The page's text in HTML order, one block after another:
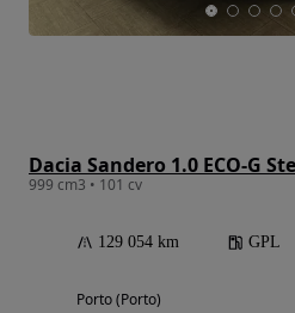
Dacia Sandero 1.0 ECO-G
999 cm3 • 101 cv
129 054 km GPL
Porto (Porto)